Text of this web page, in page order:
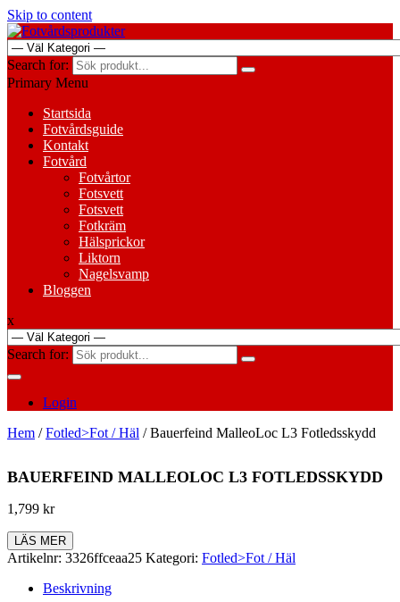
Skip to content
Search for:
Primary Menu
Startsida
Fotvårdsguide
Kontakt
Fotvård
Fotvårtor
Fotsvett
Fotsvett
Fotkräm
Hälsprickor
Liktorn
Nagelsvamp
Bloggen
x
Search for:
Login
Hem /Fotled>Fot / Häl / Bauerfeind MalleoLoc L3 Fotledsskydd
BAUERFEIND MALLEOLOC L3 FOTLEDSSKYDD
1,799 kr
LÄS MER
Artikelnr: 3326ffceaa25 Kategori: Fotled>Fot / Häl
Beskrivning